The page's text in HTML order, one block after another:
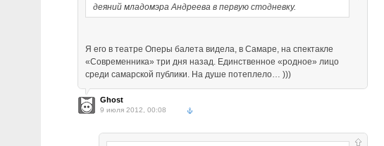
деяний младомэра Андреева в первую стодневку.
Я его в театре Оперы балета видела, в Самаре, на спектакле
«Современника» три дня назад. Единственное «родное» лицо
среди самарской публики. На душе потеплело… )))
Ghost
9 июля 2012, 00:08